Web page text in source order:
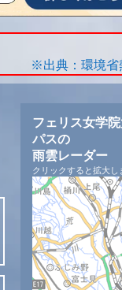
※出典：環境省
フェリス女学
パスの
雨雲レーダー
クリックすると拡大し